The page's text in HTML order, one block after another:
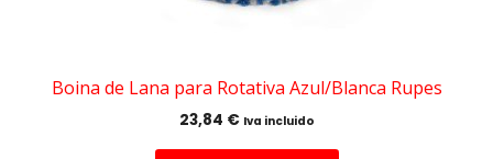
Boina de Lana para Rotativa Azul/Blanca Rupes
23,84 € Iva incluido